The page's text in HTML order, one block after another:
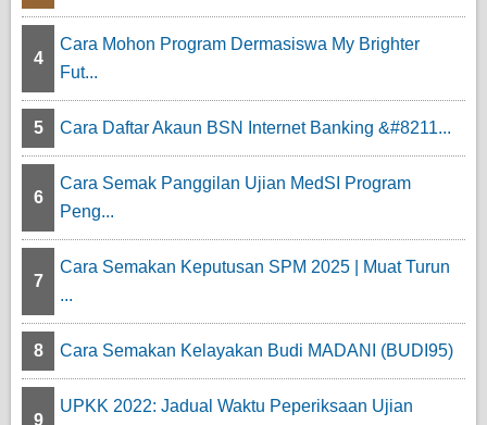
4
Cara Mohon Program Dermasiswa My Brighter
Fut...
5 Cara Daftar Akaun BSN Internet Banking &#8211...
6
Cara Semak Panggilan Ujian MedSI Program
Peng...
7
Cara Semakan Keputusan SPM 2025 | Muat Turun
...
8 Cara Semakan Kelayakan Budi MADANI (BUDI95)
9
UPKK 2022: Jadual Waktu Peperiksaan Ujian